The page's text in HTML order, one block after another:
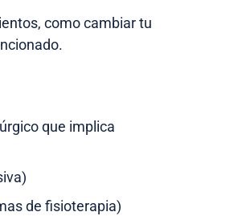
como cambiar tu
que implica
de fisioterapia)